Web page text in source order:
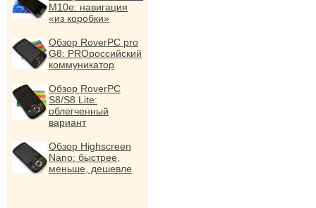
M10e: навигация
«из коробки»
Обзор RoverPC pro
G8: PROроссийский
коммуникатор
Обзор RoverPC
S8/S8 Lite:
облегченный
вариант
Обзор Highscreen
Nano: быстрее,
меньше, дешевле